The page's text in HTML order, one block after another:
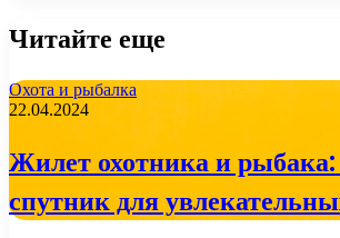
Читайте еще
Охота и рыбалка
22.04.2024
Жилет охотника и
спутник для